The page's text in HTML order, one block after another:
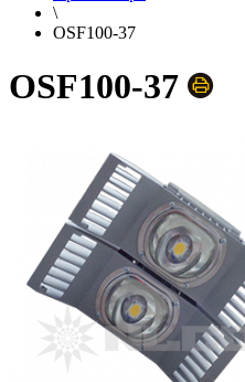
\
OSF100-37
OSF100-37